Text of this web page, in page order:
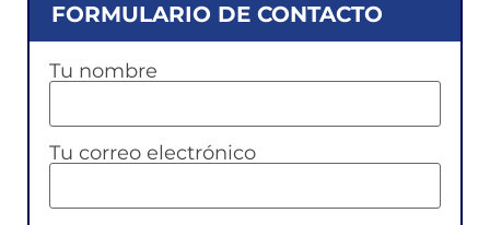
FORMULARIO DE CONTACTO
Tu nombre
Tu correo electrónico